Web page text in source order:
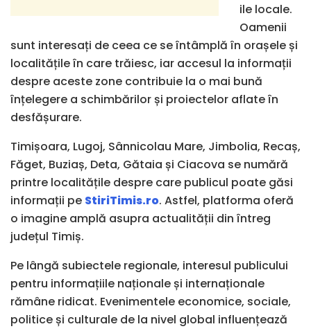
ile locale.
Oamenii
sunt interesați de ceea ce se întâmplă în orașele și
localitățile în care trăiesc, iar accesul la informații
despre aceste zone contribuie la o mai bună
înțelegere a schimbărilor și proiectelor aflate în
desfășurare.
Timișoara, Lugoj, Sânnicolau Mare, Jimbolia, Recaș,
Făget, Buziaș, Deta, Gătaia și Ciacova se numără
printre localitățile despre care publicul poate găsi
informații pe StiriTimis.ro. Astfel, platforma oferă
o imagine amplă asupra actualității din întreg
județul Timiș.
Pe lângă subiectele regionale, interesul publicului
pentru informațiile naționale și internaționale
rămâne ridicat. Evenimentele economice, sociale,
politice și culturale de la nivel global influențează